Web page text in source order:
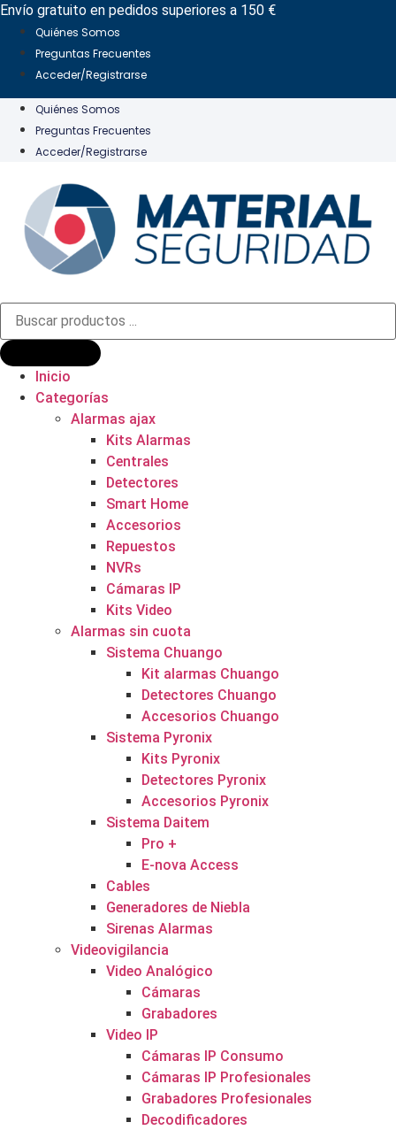
Ir
contenido
Envío gratuito en pedidos superiores a 150 €
Quiénes Somos
Preguntas Frecuentes
Acceder/Registrarse
Quiénes Somos
Preguntas Frecuentes
Acceder/Registrarse
Búsqueda
productos
Inicio
Categorías
Alarmas ajax
Kits Alarmas
Centrales
Detectores
Smart Home
Accesorios
Repuestos
NVRs
Cámaras IP
Kits Video
Alarmas sin cuota
Sistema Chuango
Kit alarmas Chuango
Detectores Chuango
Accesorios Chuango
Sistema Pyronix
Kits Pyronix
Detectores Pyronix
Accesorios Pyronix
Sistema Daitem
Pro +
E-nova Access
Cables
Generadores de Niebla
Sirenas Alarmas
Videovigilancia
Video Analógico
Cámaras
Grabadores
Video IP
Cámaras IP Consumo
Cámaras IP Profesionales
Grabadores Profesionales
Decodificadores